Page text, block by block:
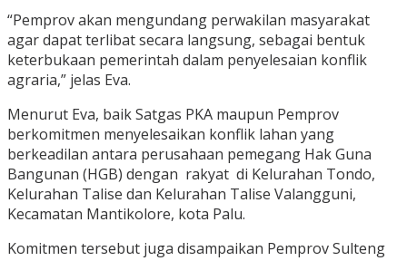
“Pemprov akan mengundang perwakilan masyarakat
agar dapat terlibat secara langsung, sebagai bentuk
keterbukaan pemerintah dalam penyelesaian konflik
agraria,” jelas Eva.
Menurut Eva, baik Satgas PKA maupun Pemprov
berkomitmen menyelesaikan konflik lahan yang
berkeadilan antara perusahaan pemegang Hak Guna
Bangunan (HGB) dengan rakyat di Kelurahan Tondo,
Kelurahan Talise dan Kelurahan Talise Valangguni,
Kecamatan Mantikolore, kota Palu.
Komitmen tersebut juga disampaikan Pemprov Sulteng